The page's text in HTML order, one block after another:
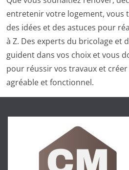
entretenir votre logement, vous
des idées et des astuces pour
à Z. Des experts du bricolage et
guident dans vos choix et vous
pour réussir vos travaux et créer
agréable et fonctionnel.